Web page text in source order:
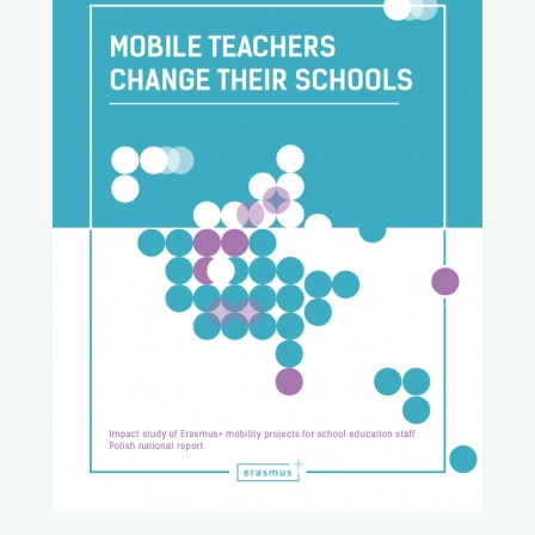
uwaga, link otwiera się w nowej karcie
uwaga, link otwiera się w nowej karcie
uwaga, link otwiera się w nowej karcie
uwaga, link otwiera się w nowej karcie
uwaga, link otwiera się w nowej karcie
uwaga, link otwiera się w nowej karcie
uwaga, link otwiera się w nowej karcie
uwaga, link otwiera się w nowej karcie